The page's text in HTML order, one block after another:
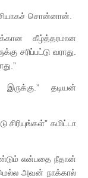
சொன்னான்.
கீழ்த்தரமான
சரிப்பட்டு வராது.
இருக்கு.” தடியன்
சிரியுங்கள்” கமிட்டா
என்பதை நீதான்
அவன் நாக்கால்